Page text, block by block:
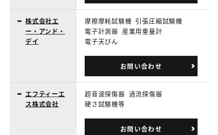
株式会社エ
ー・アンド・
デイ
摩擦摩耗試験機 引張圧縮試験機
電子計測器 産業用重量計
電子天びん
お問い合わせ
エフティーエ
ス株式会社
超音波探傷器 過流探傷器
硬さ試験機等
お問い合わせ